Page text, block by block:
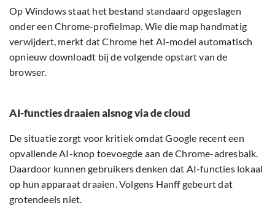
Op Windows staat het bestand standaard opgeslagen
onder een Chrome-profielmap. Wie die map handmatig
verwijdert, merkt dat Chrome het AI-model automatisch
opnieuw downloadt bij de volgende opstart van de
browser.
AI-functies draaien alsnog via de cloud
De situatie zorgt voor kritiek omdat Google recent een
opvallende AI-knop toevoegde aan de Chrome-adresbalk.
Daardoor kunnen gebruikers denken dat AI-functies lokaal
op hun apparaat draaien. Volgens Hanff gebeurt dat
grotendeels niet.